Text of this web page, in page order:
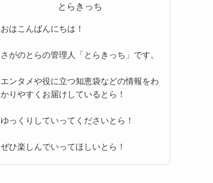
とらきっち
おはこんばんにちは！
さがのとらの管理人「とらきっち」です。
エンタメや役に立つ知恵袋などの情報をわ
かりやすくお届けしているとら！
ゆっくりしていってくださいとら！
ぜひ楽しんでいってほしいとら！